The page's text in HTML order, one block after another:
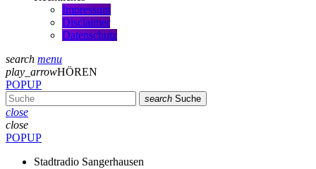
Impressum
Disclaimer
Datenschutz
search menu
play_arrowHÖREN
POPUP
search Suche
close
close
POPUP
Stadtradio Sangerhausen